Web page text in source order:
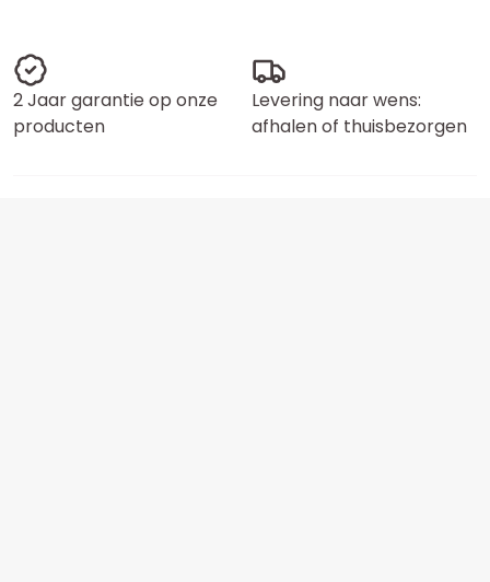
2 Jaar garantie op onze
producten
Levering naar wens:
afhalen of thuisbezorgen